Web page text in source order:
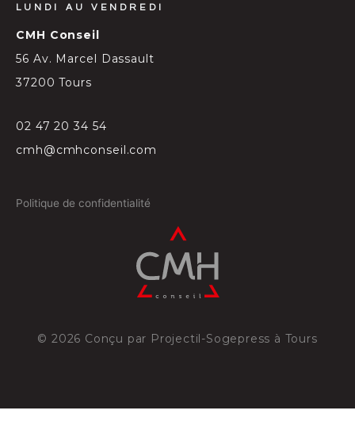
LUNDI AU VENDREDI
CMH Conseil
56 Av. Marcel Dassault
37200 Tours
02 47 20 34 54
cmh@cmhconseil.com
Politique de confidentialité
© 2026 Conçu par Projectil-Sogepress à Tours